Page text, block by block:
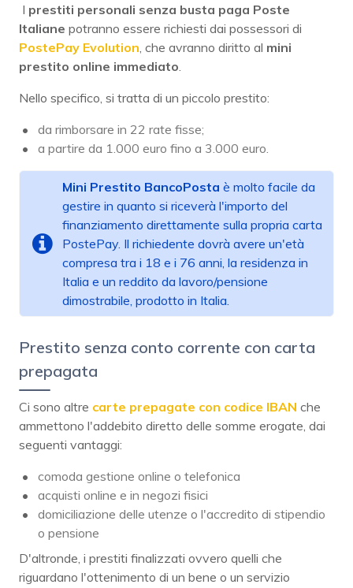
I prestiti personali senza busta paga Poste
Italiane potranno essere richiesti dai possessori di
PostePay Evolution , che avranno diritto al mini
prestito online immediato
Nello specifico, si tratta di un piccolo prestito:
da rimborsare in 22 rate fisse;
a partire da 1.000 euro fino a 3.000 euro.
Mini Prestito BancoPosta è molto facile da
gestire in quanto si riceverà l'importo del
finanziamento direttamente sulla propria carta
PostePay. Il richiedente dovrà avere un'età
compresa tra i 18 e i 76 anni, la residenza in
Italia e un reddito da lavoro/pensione
dimostrabile, prodotto in Italia.
Prestito senza conto corrente con carta
prepagata
Ci sono altre carte prepagate con codice IBAN che
ammettono l'addebito diretto delle somme erogate, dai
seguenti vantaggi:
comoda gestione online o telefonica
acquisti online e in negozi fisici
domiciliazione delle utenze o l'accredito di stipendio
o pensione
D'altronde, i prestiti finalizzati ovvero quelli che
riguardano l'ottenimento di un bene o un servizio